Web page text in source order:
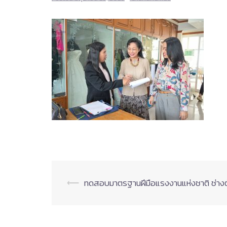
Post
⟵ ทดสอบมาตรฐานฝีมือแรงงานแห่งชาติ ช่าง